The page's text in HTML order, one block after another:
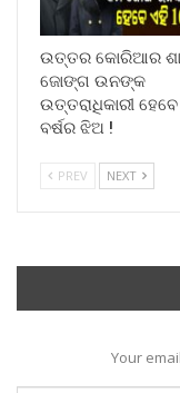
ଉତ୍ତର କୋରିଆର
ଜୋଙ୍ଗ ଉନଙ୍କ
ଉତ୍ତରାଧିକାରୀ
ବର୍ଷର ଝିଅ !
PREV NEXT
Your